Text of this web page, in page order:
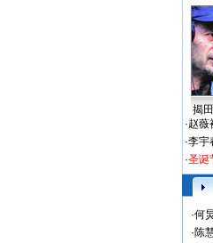
揭
·赵薇
·李宇
·圣诞
·何
·陈